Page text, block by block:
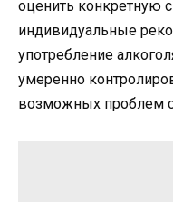
оценить конкретную
индивидуальные
употребление
умеренно
возможных проблем